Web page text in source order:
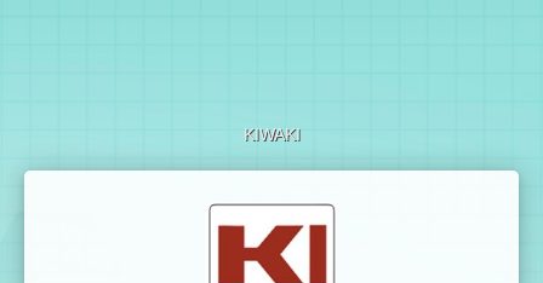
KIWAKI